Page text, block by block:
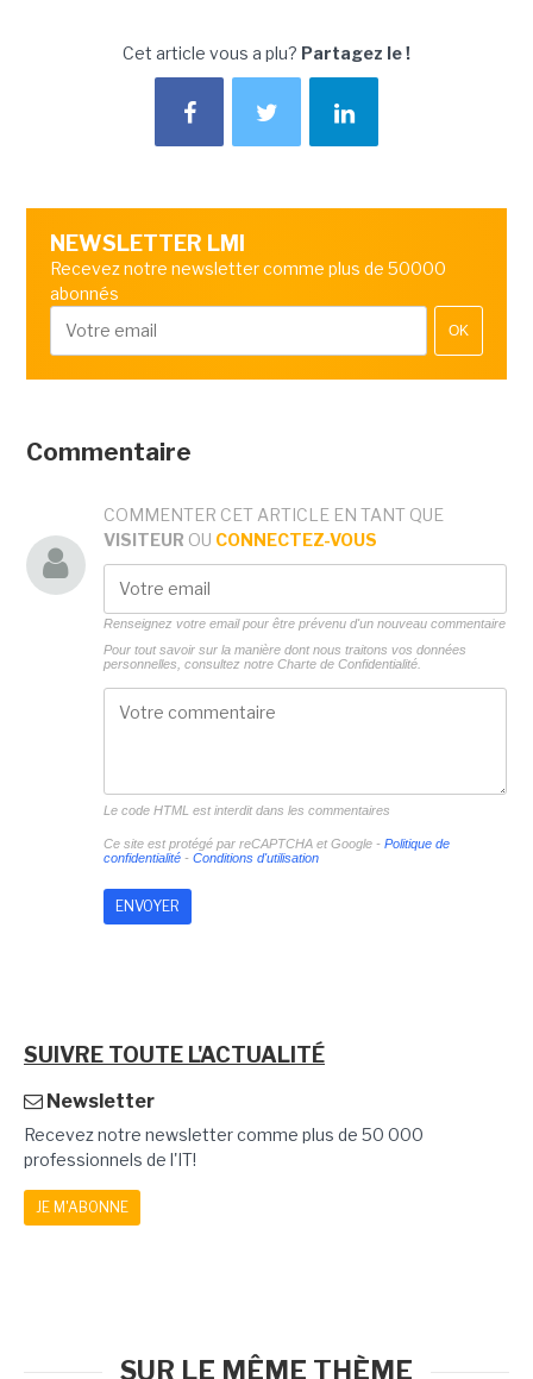
Cet article vous a plu? Partagez le !
NEWSLETTER LMI
Recevez notre newsletter comme plus de 50000
abonnés
OK
Commentaire
COMMENTER CET ARTICLE EN TANT QUE
VISITEUR OU CONNECTEZ-VOUS
Renseignez votre email pour être prévenu d'un nouveau commentaire
Pour tout savoir sur la manière dont nous traitons vos données
personnelles, consultez notre Charte de Confidentialité.
Le code HTML est interdit dans les commentaires
Ce site est protégé par reCAPTCHA et Google - Politique de
confidentialité- Conditions d'utilisation
SUIVRE TOUTE L'ACTUALITÉ
Newsletter
Recevez notre newsletter comme plus de 50 000
professionnels de l'IT!
JE M'ABONNE
SUR LE MÊME THÈME